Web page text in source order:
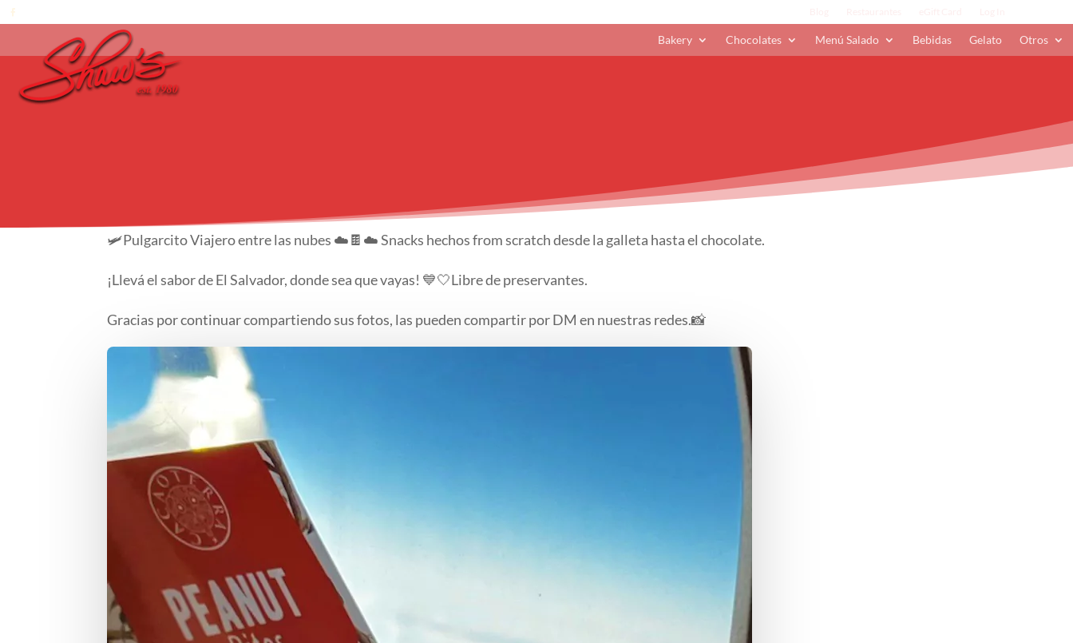
Bakery Chocolates Menú Salado Bebidas Gelato Otros
🛩️Pulgarcito Viajero entre las nubes ☁️🍫☁️ Snacks hechos from scratch desde la galleta hasta el chocolate.
¡Llevá el sabor de El Salvador, donde sea que vayas! 💙🤍Libre de preservantes.
Gracias por continuar compartiendo sus fotos, las pueden compartir por DM en nuestras redes.📸